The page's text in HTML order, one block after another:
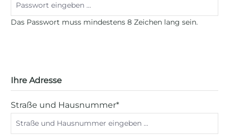
Das Passwort muss mindestens 8 Zeichen lang sein.
Ihre Adresse
Straße und Hausnummer*